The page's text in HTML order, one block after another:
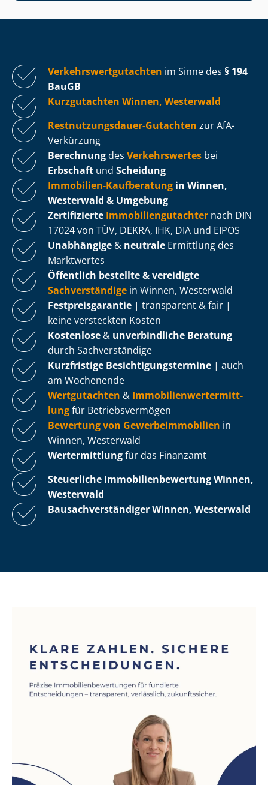
Ver­kehrs­wert­gut­ach­ten im Sinne des § 194
BauGB
Kurzgutachten Winnen, Westerwald
Rest­nut­zungs­dau­er-Gutachten zur AfA-
Verkürzung
Berechnung des Verkehrswertes bei
Erbschaft und Scheidung
Immobilien-Kaufberatung in Winnen,
Westerwald & Umgebung
Zertifizierte Im­mo­bi­li­en­gut­ach­ter nach DIN
17024 von TÜV, DEKRA, IHK, DIA und EIPOS
Unabhängige & neutrale Ermittlung des
Marktwertes
Öffentlich bestellte & vereidigte
Sachverständige in Winnen, Westerwald
Fest­preis­ga­ran­tie | transparent & fair |
keine versteckten Kosten
Kostenlose & unverbindliche Beratung
durch Sachverständige
Kurzfristige Be­sich­ti­gungs­ter­mi­ne | auch
am Wochenende
Wertgutachten & Im­mo­bi­li­en­wert­ermitt­
lungfür Be­triebs­ver­mö­gen
Bewertung von Ge­wer­be­im­mo­bi­li­en in
Winnen, Westerwald
Wertermittlungfür das Finanzamt
Steuerliche Im­mo­bi­li­en­be­wer­tungWinnen,
Westerwald
Bau­sach­ver­stän­di­ger Winnen, Westerwald